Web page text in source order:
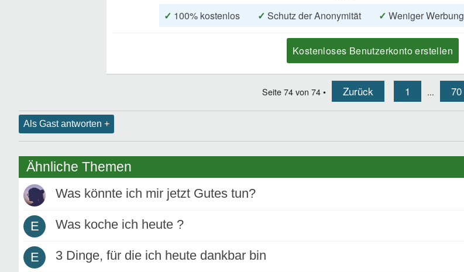
✓ 100% kostenlos ✓ Schutz der Anonymität ✓ Weniger Werbung
Kostenloses Benutzerkonto erstellen
Seite 74 von 74 • Zurück 1 ... 70
Als Gast antworten +
Ähnliche Themen
Was könnte ich mir jetzt Gutes tun?
E Was koche ich heute ?
E 3 Dinge, für die ich heute dankbar bin